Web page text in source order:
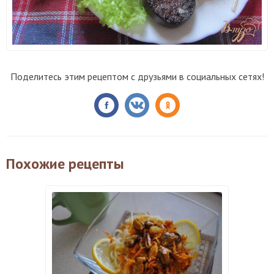
Поделитесь этим рецептом с друзьями в социальных сетях!
Похожие рецепты